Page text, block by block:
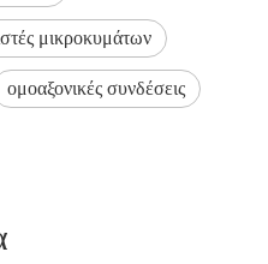
μικροκυμάτων
ομοαξονικές συνδέσεις